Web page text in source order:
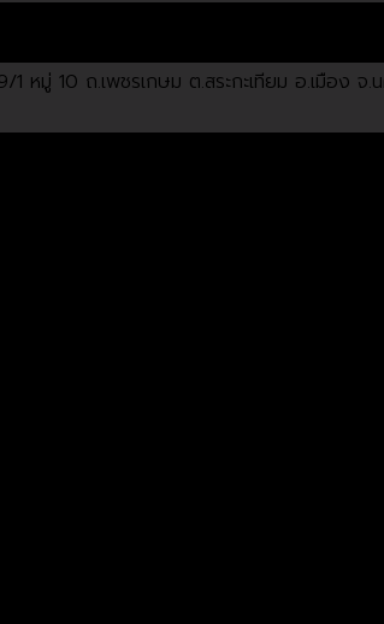
1 หมู่ 10 ถ.เพชรเกษม ต.สระกะเทียม อ.เมือง